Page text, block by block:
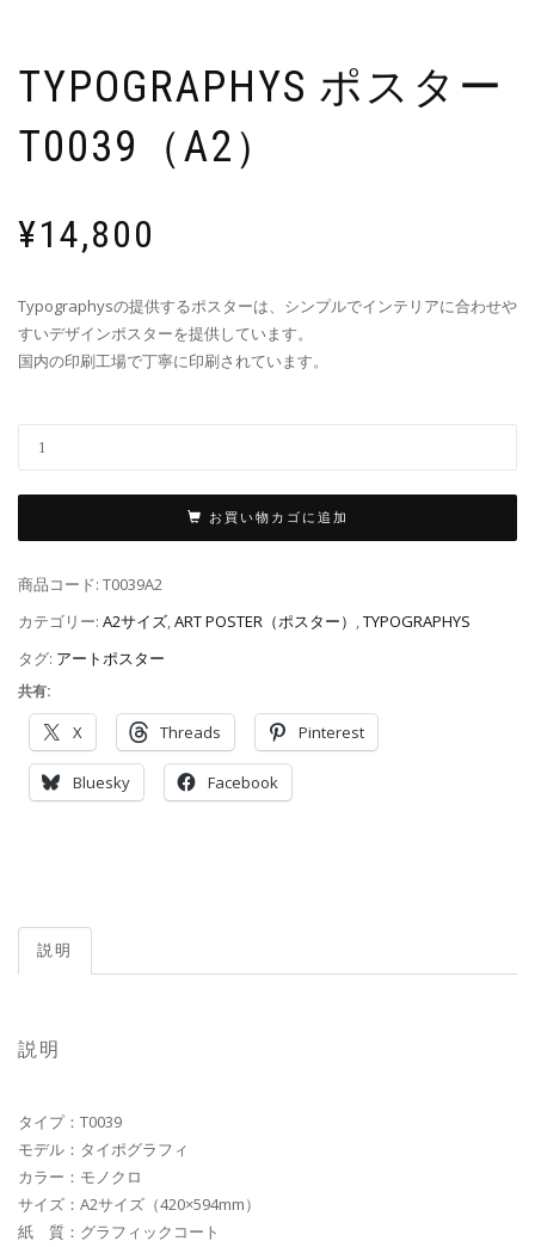
TYPOGRAPHYS ポスター
T0039（A2）
¥14,800
Typographysの提供するポスターは、シンプルでインテリアに合わせや
すいデザインポスターを提供しています。
国内の印刷工場で丁寧に印刷されています。
お買い物カゴに追加
商品コード: T0039A2
カテゴリー: A2サイズ,ART POSTER（ポスター） ,TYPOGRAPHYS
タグ: アートポスター
共有:
X Threads Pinterest
Bluesky Facebook
説明
説明
タイプ：T0039
モデル：タイポグラフィ
カラー：モノクロ
サイズ：A2サイズ（420×594mm）
紙 質：グラフィックコート